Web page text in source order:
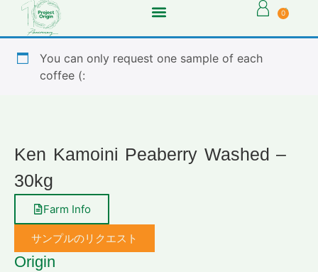
0
You can only request one sample of each
coffee (:
Ken Kamoini Peaberry Washed –
30kg
Farm Info
サンプルのリクエスト
Origin